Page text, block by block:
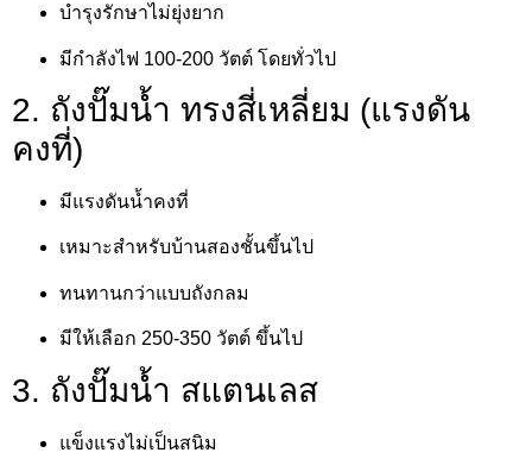
บำรุงรักษาไม่ยุ่งยาก
มีกำลังไฟ 100-200 วัตต์ โดยทั่วไป
2. ถังปั๊มน้ำ ทรงสี่เหลี่ยม (แรงดัน
คงที่)
มีแรงดันน้ำคงที่
เหมาะสำหรับบ้านสองชั้นขึ้นไป
ทนทานกว่าแบบถังกลม
มีให้เลือก 250-350 วัตต์ ขึ้นไป
3. ถังปั๊มน้ำ สแตนเลส
แข็งแรงไม่เป็นสนิม